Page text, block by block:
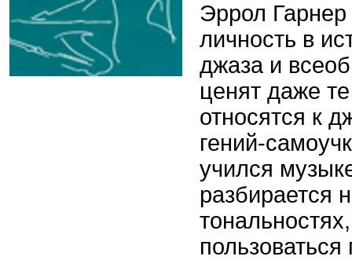
Эррол Гарнер
личность в
джаза и
ценят даже
относятся к
гений-
учился
разбирается